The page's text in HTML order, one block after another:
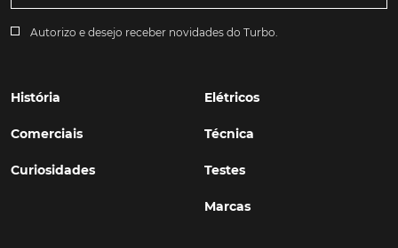
Autorizo e desejo receber novidades do Turbo.
História
Comerciais
Curiosidades
Elétricos
Técnica
Testes
Marcas